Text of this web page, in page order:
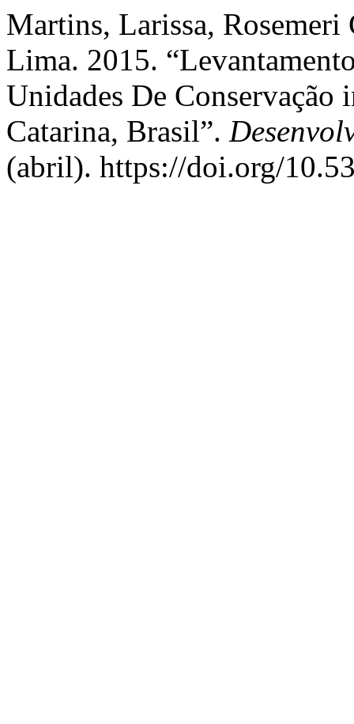
Martins, Larissa,
Lima. 2015.
Unidades De Conservação
Catarina, Brasil”.
(abril). https://doi.org/